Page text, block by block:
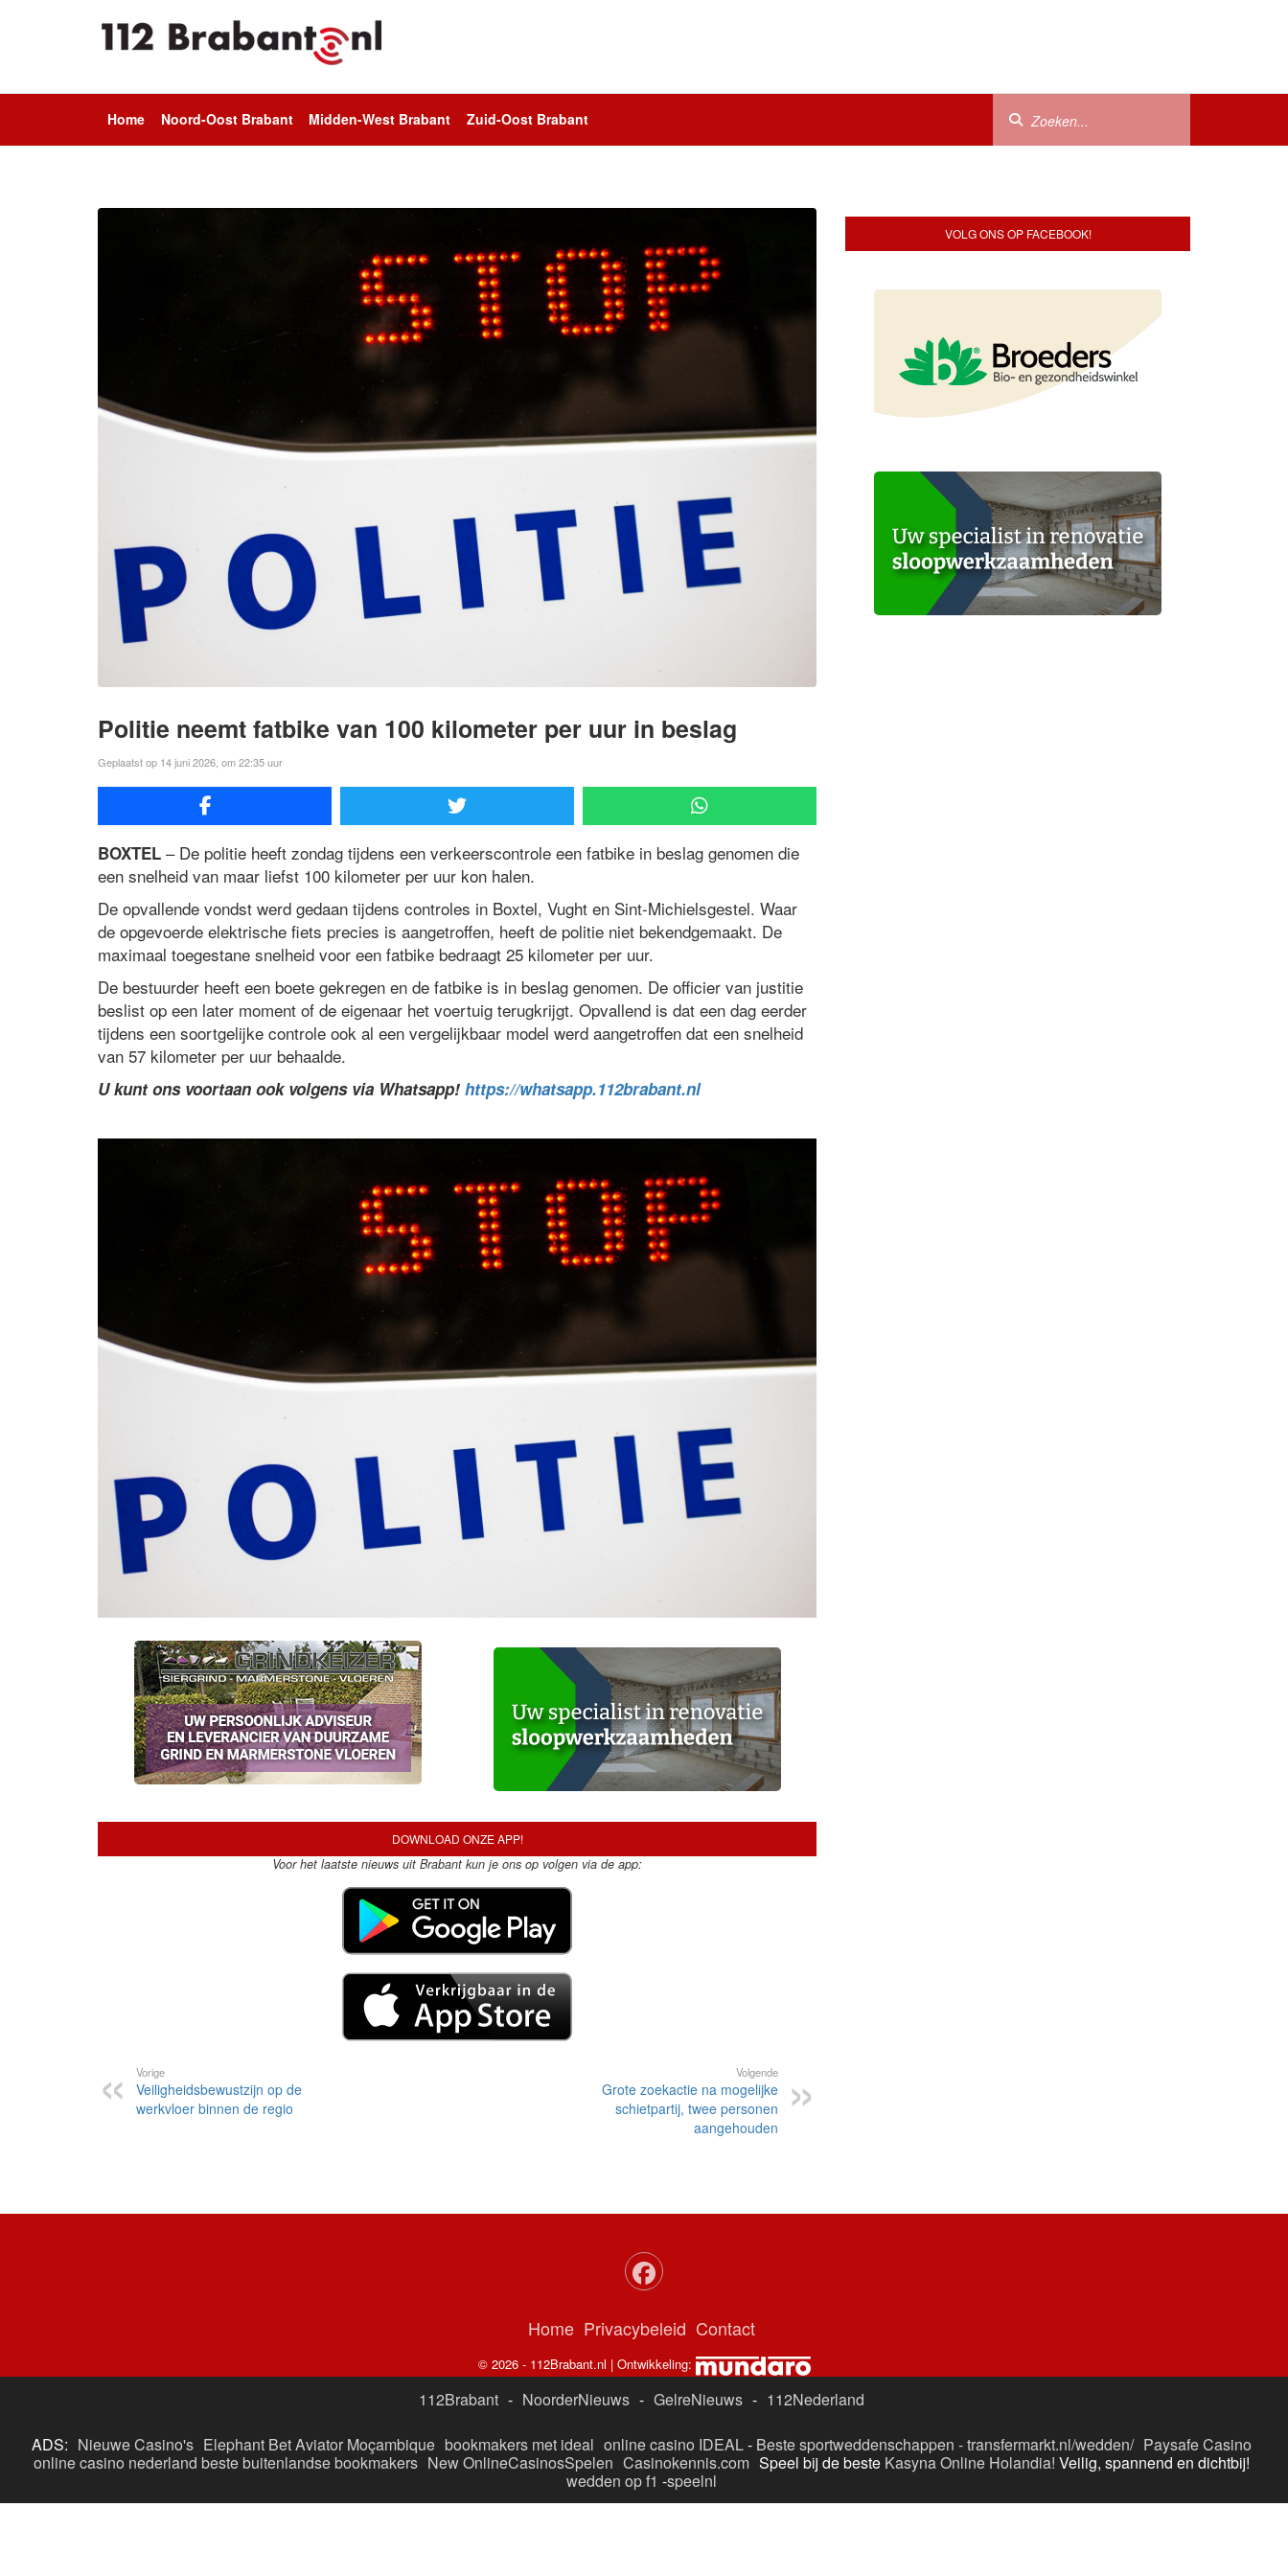
Home Noord-Oost Brabant Midden-West Brabant Zuid-Oost Brabant
Politie neemt fatbike van 100 kilometer per uur in beslag
Geplaatst op 14 juni 2026, om 22:35 uur
BOXTEL – De politie heeft zondag tijdens een verkeerscontrole een fatbike in beslag genomen die
een snelheid van maar liefst 100 kilometer per uur kon halen.
De opvallende vondst werd gedaan tijdens controles in Boxtel, Vught en Sint-Michielsgestel. Waar
de opgevoerde elektrische fiets precies is aangetroffen, heeft de politie niet bekendgemaakt. De
maximaal toegestane snelheid voor een fatbike bedraagt 25 kilometer per uur.
De bestuurder heeft een boete gekregen en de fatbike is in beslag genomen. De officier van justitie
beslist op een later moment of de eigenaar het voertuig terugkrijgt. Opvallend is dat een dag eerder
tijdens een soortgelijke controle ook al een vergelijkbaar model werd aangetroffen dat een snelheid
van 57 kilometer per uur behaalde.
U kunt ons voortaan ook volgens via Whatsapp! https://whatsapp.112brabant.nl
DOWNLOAD ONZE APP!
Voor het laatste nieuws uit Brabant kun je ons op volgen via de app:
Vorige
Veiligheidsbewustzijn op de
werkvloer binnen de regio
Volgende
Grote zoekactie na mogelijke
schietpartij, twee personen
aangehouden
VOLG ONS OP FACEBOOK!
Home Privacybeleid Contact
© 2026 - 112Brabant.nl | Ontwikkeling:
112Brabant - NoorderNieuws - GelreNieuws - 112Nederland
ADS: Nieuwe Casino's Elephant Bet Aviator Moçambique bookmakers met ideal online casino IDEAL- Beste sportweddenschappen - transfermarkt.nl/wedden/ Paysafe Casino
online casino nederland beste buitenlandse bookmakers New OnlineCasinosSpelen Casinokennis.com Speel bij de beste Kasyna Online Holandia! Veilig, spannend en dichtbij!
wedden op f1 -speelnl